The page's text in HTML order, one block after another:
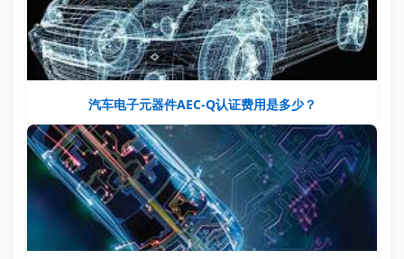
汽车电子元器件AEC-Q认证费用是多少？